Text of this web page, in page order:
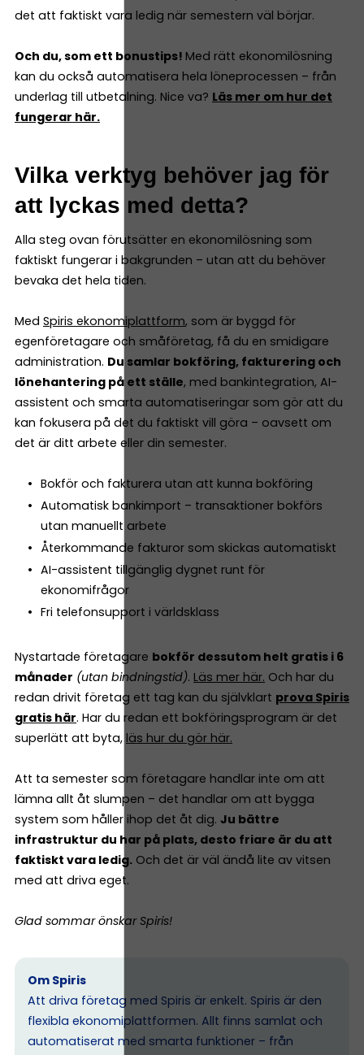
det att faktiskt vara ledig när semestern väl börjar.
Och du, som ett bonustips! Med rätt ekonomilösning
kan du också automatisera hela löneprocessen – från
underlag till utbetalning. Nice va? Läs mer om hur det
fungerar här.
Vilka verktyg behöver jag för
att lyckas med detta?
Alla steg ovan förutsätter en ekonomilösning som
faktiskt fungerar i bakgrunden – utan att du behöver
bevaka det hela tiden.
Med Spiris ekonomiplattform, som är byggd för
egenföretagare och småföretag, få du en smidigare
administration. Du samlar bokföring, fakturering och
lönehantering på ett ställe, med bankintegration, AI-
assistent och smarta automatiseringar som gör att du
kan fokusera på det du faktiskt vill göra – oavsett om
det är ditt arbete eller din semester.
Bokför och fakturera utan att kunna bokföring
Automatisk bankimport – transaktioner bokförs
utan manuellt arbete
Återkommande fakturor som skickas automatiskt
AI-assistent tillgänglig dygnet runt för
ekonomifrågor
Fri telefonsupport i världsklass
Nystartade företagare bokför dessutom helt gratis i 6
månader (utan bindningstid). Läs mer här. Och har du
redan drivit företag ett tag kan du självklart prova Spiris
gratis här. Har du redan ett bokföringsprogram är det
superlätt att byta, läs hur du gör här.
Att ta semester som företagare handlar inte om att
lämna allt åt slumpen – det handlar om att bygga
system som håller ihop det åt dig. Ju bättre
infrastruktur du har på plats, desto friare är du att
faktiskt vara ledig. Och det är väl ändå lite av vitsen
med att driva eget.
Glad sommar önskar Spiris!
Om Spiris
Att driva företag med Spiris är enkelt. Spiris är den
flexibla ekonomiplattformen. Allt finns samlat och
automatiserat med smarta funktioner – från